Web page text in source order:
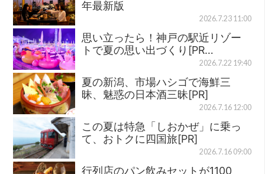
年最新版
2026.7.23 11:00
思い立ったら！神戸の駅近リゾー
トで夏の思い出づくり[PR…
2026.7.22 19:40
夏の新潟、市場ハシゴで海鮮三
昧、魅惑の日本酒三昧[PR]
2026.7.16 12:00
この夏は特急「しおかぜ」に乗っ
て、おトクに四国旅[PR]
2026.7.16 09:00
行列店のパン飲みセットが1100